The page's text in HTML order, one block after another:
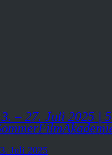
– 27. Juli 2025 |
Juli 2025